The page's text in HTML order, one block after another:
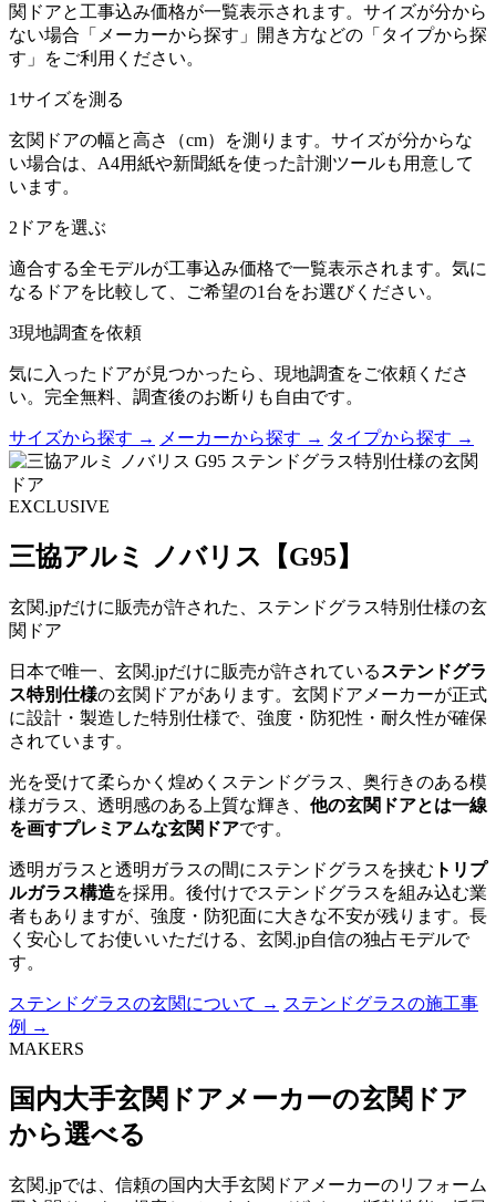
関ドアと工事込み価格が一覧表示されます。サイズが分から
ない場合「メーカーから探す」開き方などの「タイプから探
す」をご利用ください。
1サイズを測る
玄関ドアの幅と高さ（cm）を測ります。サイズが分からな
い場合は、A4用紙や新聞紙を使った計測ツールも用意して
います。
2 ドアを選ぶ
適合する全モデルが工事込み価格で一覧表示されます。気に
なるドアを比較して、ご希望の1台をお選びください。
3現地調査を依頼
気に入ったドアが見つかったら、現地調査をご依頼くださ
い。完全無料、調査後のお断りも自由です。
サイズから探す → メーカーから探す → タイプから探す →
EXCLUSIVE
三協アルミ ノバリス【G95】
玄関.jpだけに販売が許された、ステンドグラス特別仕様の玄
関ドア
日本で唯一、玄関.jpだけに販売が許されている ステンドグラ
ス特別仕様の玄関ドアがあります。玄関ドアメーカーが正式
に設計・製造した特別仕様で、強度・防犯性・耐久性が確保
されています。
光を受けて柔らかく煌めくステンドグラス、奥行きのある模
様ガラス、透明感のある上質な輝き、 他の玄関ドアとは一線
を画すプレミアムな玄関ドアです。
透明ガラスと透明ガラスの間にステンドグラスを挟む トリプ
ルガラス構造を採用。後付けでステンドグラスを組み込む業
者もありますが、強度・防犯面に大きな不安が残ります。長
く安心してお使いいただける、玄関.jp自信の独占モデルで
す。
ステンドグラスの玄関について → ステンドグラスの施工事
例 →
MAKERS
国内大手玄関ドアメーカーの玄関ドア
から選べる
玄関.jpでは、信頼の国内大手玄関ドアメーカーのリフォーム